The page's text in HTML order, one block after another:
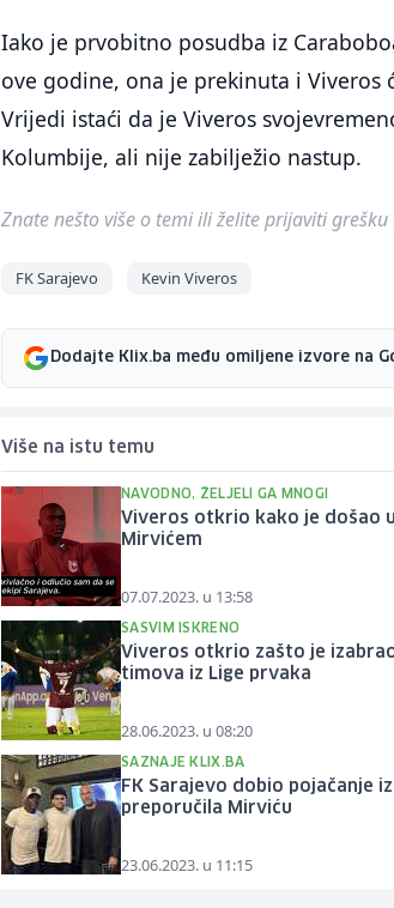
Iako je prvobitno posudba iz
ove godine, ona je prekinuta i Viveros
Vrijedi istaći da je Viveros
Kolumbije, ali nije zabilježio nastup.
Znate nešto više o temi ili želite prijaviti grešku
FK Sarajevo Kevin Viveros
Dodajte Klix.ba među omiljene izvore na
Više na istu temu
NAVODNO, ŽELJELI GA MNOGI
Viveros otkrio kako je došao
Mirvićem
07.07.2023. u 13:58
SASVIM ISKRENO
Viveros otkrio zašto je
timova iz Lige prvaka
28.06.2023. u 08:20
SAZNAJE KLIX.BA
FK Sarajevo dobio pojačanje
preporučila Mirviću
23.06.2023. u 11:15